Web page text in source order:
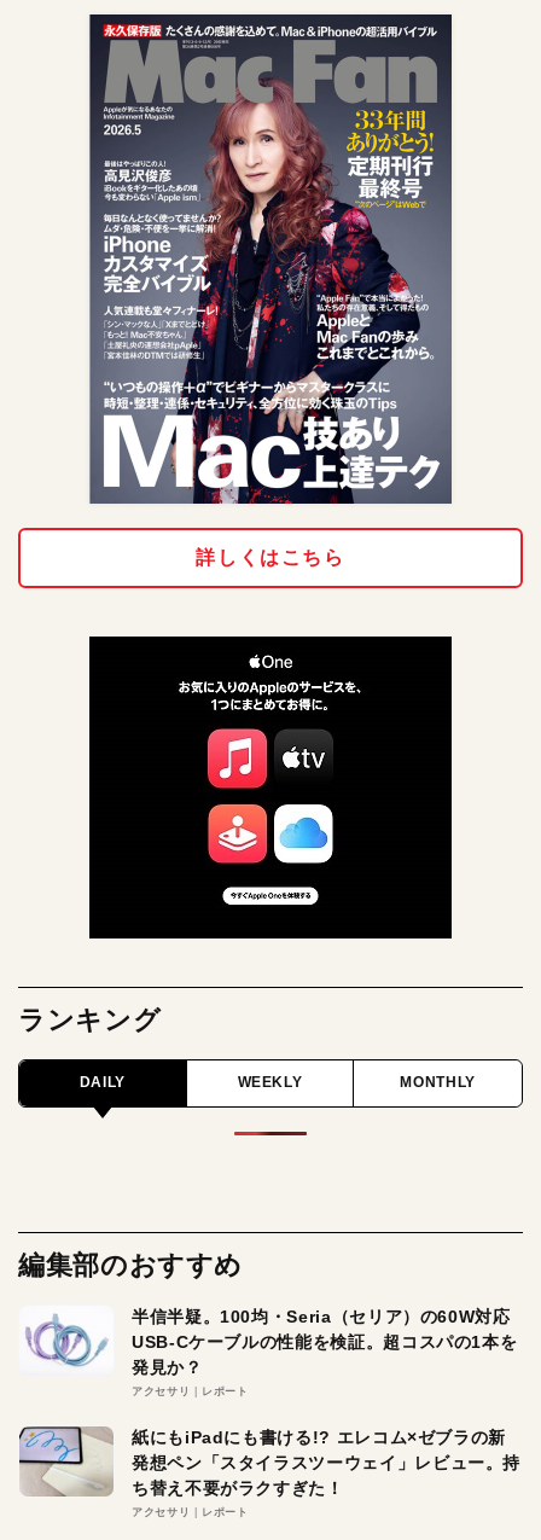
詳しくはこちら
ランキング
DAILY WEEKLY MONTHLY
編集部のおすすめ
半信半疑。100均・Seria（セリア）の60W対応
USB-Cケーブルの性能を検証。超コスパの1本を
発見か？
アクセサリ レポート
紙にもiPadにも書ける!? エレコム×ゼブラの新
発想ペン「スタイラスツーウェイ」レビュー。持
ち替え不要がラクすぎた！
アクセサリ レポート